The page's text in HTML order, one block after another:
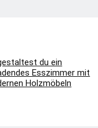
du ein
Esszimmer mit
Holzmöbeln